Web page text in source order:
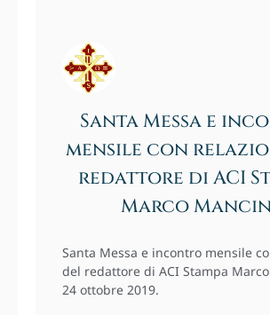
Santa Messa e
mensile con
redattore di ACI
Marco
Santa Messa e incontro mensile
del redattore di ACI Stampa
24 ottobre 2019.